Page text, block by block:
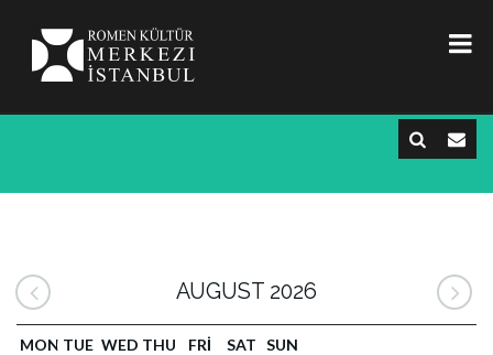
AUGUST 2026
MON TUE WED THU FRI SAT SUN